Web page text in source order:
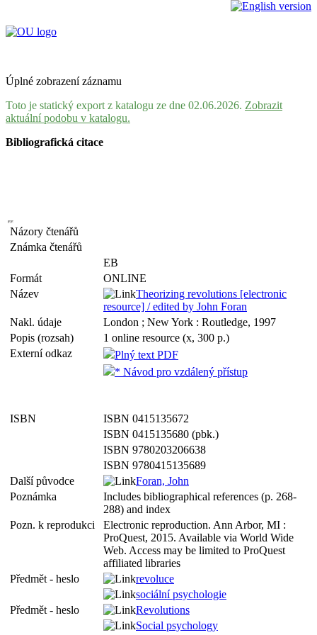
Úplné zobrazení záznamu
Toto je statický export z katalogu ze dne 02.06.2026. Zobrazit
aktuální podobu v katalogu.
Bibliografická citace
Názory čtenářů
Známka čtenářů
EB
Formát
ONLINE
Název
Theorizing revolutions [electronic
resource] / edited by John Foran
Nakl. údaje
London ; New York : Routledge, 1997
Popis (rozsah)
1 online resource (x, 300 p.)
Externí odkaz
Plný text PDF
* Návod pro vzdálený přístup
ISBN
ISBN 0415135672
ISBN 0415135680 (pbk.)
ISBN 9780203206638
ISBN 9780415135689
Další původce
Foran, John
Poznámka
Includes bibliographical references (p. 268-
288) and index
Pozn. k reprodukci
Electronic reproduction. Ann Arbor, MI :
ProQuest, 2015. Available via World Wide
Web. Access may be limited to ProQuest
affiliated libraries
Předmět - heslo
revoluce
sociální psychologie
Předmět - heslo
Revolutions
Social psychology